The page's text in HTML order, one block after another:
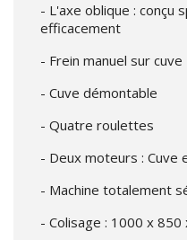
- L'axe oblique : conçu
efficacement
- Frein manuel sur cuve
- Cuve démontable
- Quatre roulettes
- Deux moteurs : Cuve
- Machine totalement
- Colisage : 1000 x 850